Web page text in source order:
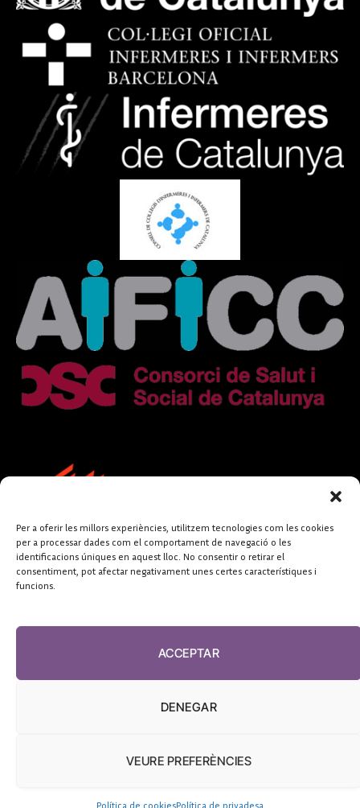
Per a oferir les millors experiències, utilitzem tecnologies com les cookies
per a processar dades com el comportament de navegació o les
identificacions úniques en aquest lloc. No consentir o retirar el
consentiment, pot afectar negativament unes certes característiques i
funcions.
ACCEPTAR
DENEGAR
VEURE PREFERÈNCIES
Política de cookiesPolítica de privadesa
FUNDACIÓ